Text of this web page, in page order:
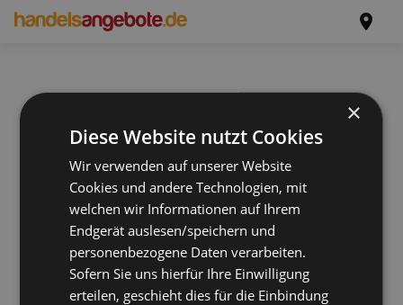
×
Diese Website nutzt Cookies
Wir verwenden auf unserer Website
Cookies und andere Technologien, mit
welchen wir Informationen auf Ihrem
Endgerät auslesen/speichern und
personenbezogene Daten verarbeiten.
Sofern Sie uns hierfür Ihre Einwilligung
erteilen, geschieht dies für die Einbindung